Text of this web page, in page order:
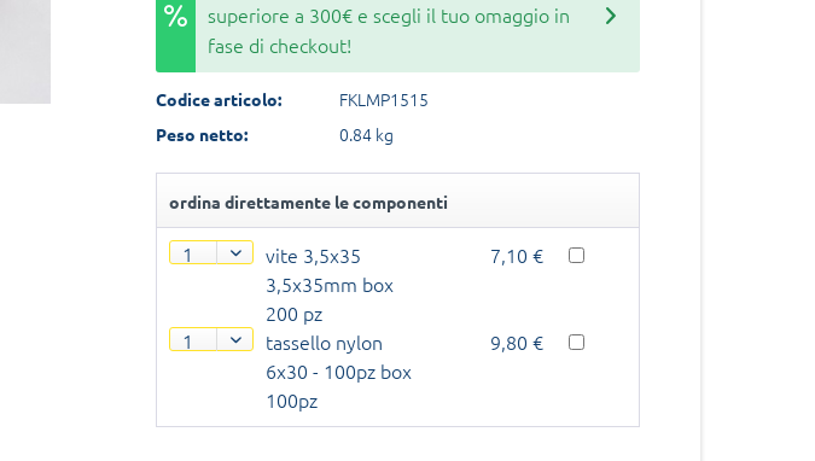
superiore a 300€ e scegli il tuo omaggio in
fase di checkout!
Codice articolo: FKLMP1515
Peso netto: 0.84 kg
ordina direttamente le componenti
vite 3,5x35
3,5x35mm box
200 pz
7,10 €
tassello nylon
6x30 - 100pz box
100pz
9,80 €